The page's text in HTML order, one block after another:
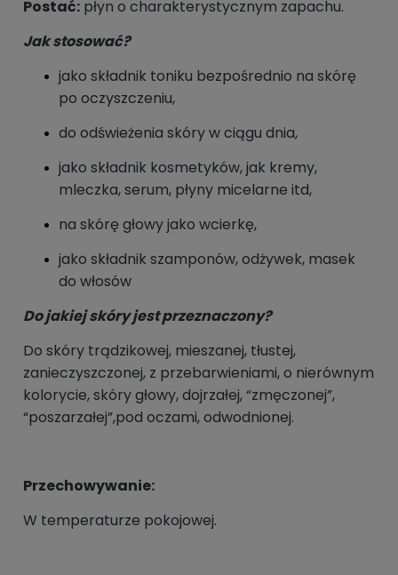
Postać: płyn o charakterystycznym zapachu.
Jak stosować?
jako składnik toniku bezpośrednio na skórę
po oczyszczeniu,
do odświeżenia skóry w ciągu dnia,
jako składnik kosmetyków, jak kremy,
mleczka, serum, płyny micelarne itd,
na skórę głowy jako wcierkę,
jako składnik szamponów, odżywek, masek
do włosów
Do jakiej skóry jest przeznaczony?
Do skóry trądzikowej, mieszanej, tłustej,
zanieczyszczonej, z przebarwieniami, o nierównym
kolorycie, skóry głowy, dojrzałej, “zmęczonej”,
“poszarzałej”,pod oczami, odwodnionej.
Przechowywanie:
W temperaturze pokojowej.